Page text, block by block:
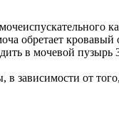
обретает
в мочевой
в зависимости от